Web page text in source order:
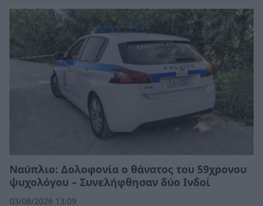
Ναύπλιο: Δολοφονία ο θάνατος του 59χρονου
ψυχολόγου – Συνελήφθησαν δύο Ινδοί
03/08/2026 13:09